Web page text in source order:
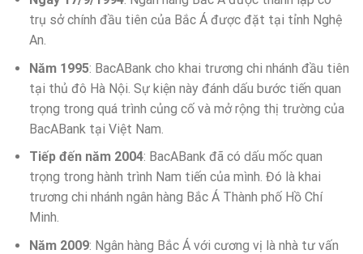
trụ sở chính đầu tiên của Bắc Á được đặt tại tỉnh Nghệ
An.
Năm 1995: BacABank cho khai trương chi nhánh đầu tiên
tại thủ đô Hà Nội. Sự kiện này đánh dấu bước tiến quan
trọng trong quá trình củng cố và mở rộng thị trường của
BacABank tại Việt Nam.
Tiếp đến năm 2004: BacABank đã có dấu mốc quan
trọng trong hành trình Nam tiến của mình. Đó là khai
trương chi nhánh ngân hàng Bắc Á Thành phố Hồ Chí
Minh.
Năm 2009: Ngân hàng Bắc Á với cương vị là nhà tư vấn